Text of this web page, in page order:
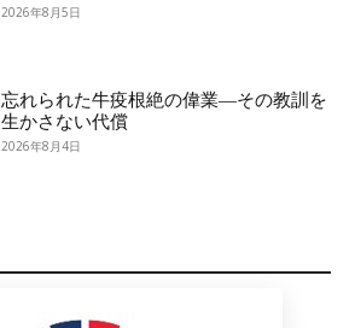
2026年8月5日
忘れられた牛疫根絶の偉業―その教訓を
生かさない代償
2026年8月4日